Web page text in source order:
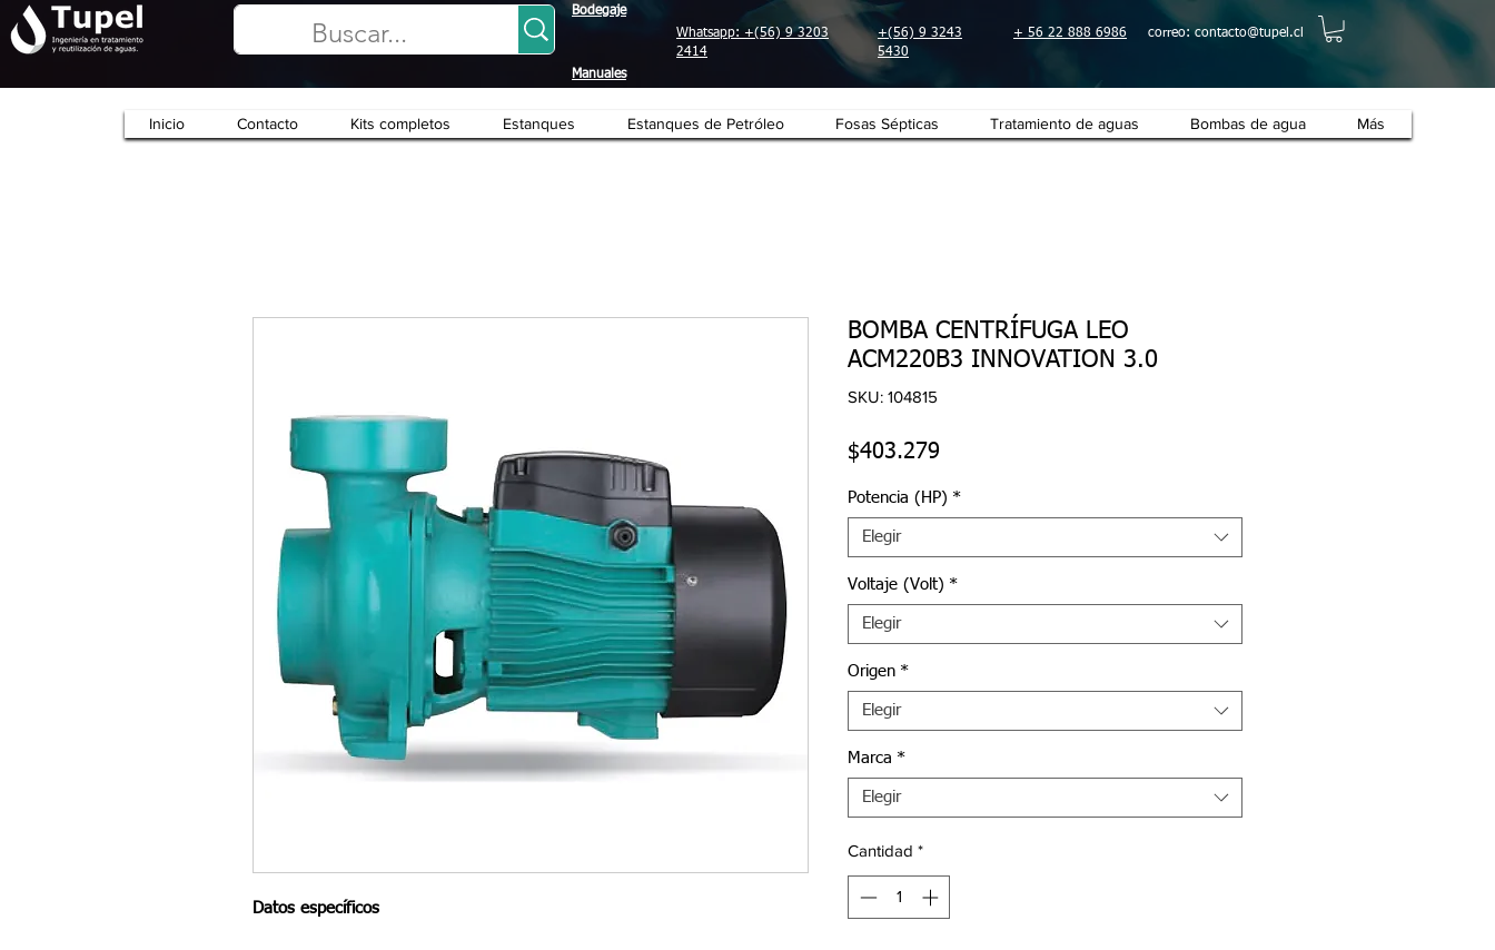
Bodegaje
Whatsapp: +(56) 9 3203
2414
+(56) 9 3243
5430
Manuales
+ 56 22 888 6986 correo: contacto@tupel.cl
Inicio Contacto Kits completos Estanques Estanques de Petróleo Fosas Sépticas Tratamiento de aguas Bombas de agua Más
Datos específicos
BOMBA CENTRÍFUGA LEO
ACM220B3 INNOVATION 3.0
SKU: 104815
$403.279
Potencia (HP) *
Elegir
Voltaje (Volt) *
Elegir
Origen *
Elegir
Marca *
Elegir
Cantidad *